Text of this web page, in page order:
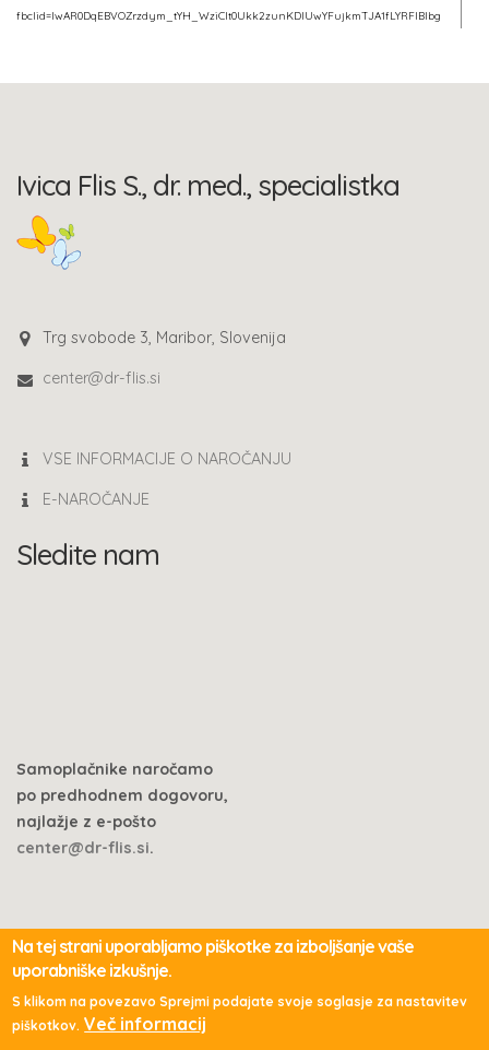
fbclid=IwAR0DqEBVOZrzdym_tYH_WziCIt0Ukk2zunKDIUwYFujkmTJA1fLYRFIBIbg
Ivica Flis S., dr. med., specialistka
Trg svobode 3, Maribor, Slovenija
center@dr-flis.si
VSE INFORMACIJE O NAROČANJU
E-NAROČANJE
Sledite nam
Samoplačnike naročamo
po predhodnem dogovoru,
najlažje z e-pošto
center@dr-flis.si.
Na tej strani uporabljamo piškotke za izboljšanje vaše
uporabniške izkušnje.
S klikom na povezavo Sprejmi podajate svoje soglasje za nastavitev
piškotkov. Več informacij